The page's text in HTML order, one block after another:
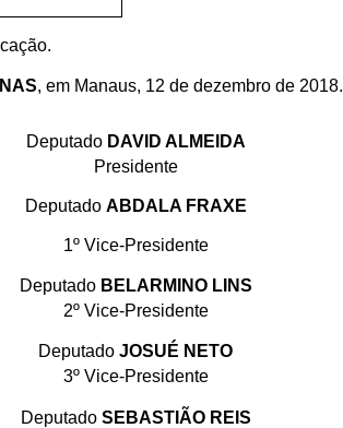
, em Manaus, 12 de dezembro de 2018.
Deputado DAVID ALMEIDA
Presidente
Deputado ABDALA FRAXE
1º Vice-Presidente
DeputadoBELARMINO LINS
2º Vice-Presidente
Deputado JOSUÉ NETO
3º Vice-Presidente
DeputadoSEBASTIÃO REIS